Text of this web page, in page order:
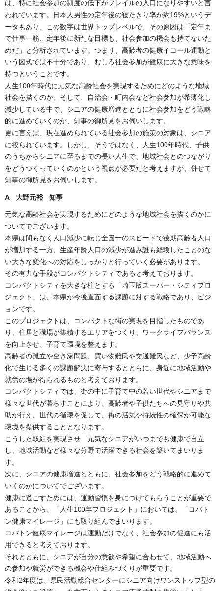
は、特に社会参加の頻度の低下がフレイルの入口になりやすいと言
われています。日本人男性の定年後の寝たきり率が約19%というデ
ータもあり、この数字は世界トップレベルで、その原因は「定年ま
で仕事一筋、定年後に新たな目標も、社会参加の機会も持てないた
めだ」と分析されています。つまり、高齢者の健康イコール運動と
いう図式では不十分であり、むしろ社会参加が健康に大きな意味を
持つということです。
人生100年時代に元気な高齢社会を実現するためにどのような地域
社会を描くのか。そして、自治会・町内会など社会参加が希薄化し
減少している中で、シニアの健康増進とともに社会参加をどう戦略
的に進めていくのか、知事の御所見をお伺いします。
更に言えば、現在進められている社会参加の施策の対象は、シニア
に絞られています。しかし、そうではなく、人生100年時代、子供
のうちからシニアに至るまでの長い人生で、地域社会とのつながり
をどうつくっていくのかという視点が必要だと考えますが、併せて
知事の御所見をお伺いします。
A 大野元裕 知事
元気な高齢社会を実現するためにどのような地域社会を描くのかに
ついてでございます。
本県は間もなく人口減少に転じ全国一のスピードで後期高齢者人口
が増加する一方、生産年齢人口の減少が進み誰も経験したことのな
い大きな変化への対応をしっかりと行っていく必要があります。
その有力な手段がコンパクトシティであると考えております。
コンパクトシティを大きな柱とする「埼玉版スーパー・シティプロ
ジェクト」は、本県が今後直面する課題に対する戦略であり、ビジ
ョンです。
このプロジェクトは、コンパクトな街の実現を目指したものであ
り、住居と職場が集積するエリアをつくり、ワークライフバランス
を向上させ、子育て環境を整えます。
高齢者の孤立や空き家問題、買い物難民や交通難民など、少子高齢
化で生じる多くの課題解決に寄与するとともに、身近に地域活動や
就労の場が得られるものと考えております。
コンパクトシティでは、街の中に子育て中の若い世代やシニアまで
様々な世代が暮らすことにより、高齢者や子供たちへの見守りや共
助が行え、世代の循環を促して、街の活気や持続性の確保が可能な
環境を提供することとなります。
こうした取組を実現させ、元気なシニアがいつまでも健康で自立
し、地域活動など様々な分野で活躍できる社会を築いてまいりま
す。
次に、シニアの健康増進とともに、社会参加をどう戦略的に進めて
いくのかについてでございます。
健康に過ごすためには、運動習慣を身につけてもらうことが重要で
あることから、「人生100年プロジェクト」においては、「コバト
ン健康マイレージ」にも取り組んでまいります。
コバトン健康マイレージは運動だけでなく、社会参加の促進にも活
用できると考えております。
それとともに、シニアが自分の意欲や希望に合わせて、地域活動へ
の参加や就労ができる機会や仕組みづくりが重要です。
令和2年度は、県民活動総合センターにシニア向けワンストップ型の